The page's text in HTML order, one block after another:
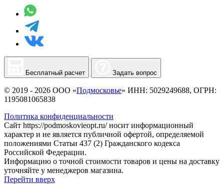
Бесплатный расчет Задать вопрос
© 2019 - 2026 ООО «Подмосковье» ИНН: 5029249688, ОГРН:
1195081065838
Политика конфиденциальности
Сайт https://podmoskovieopt.ru/ носит информационный
характер и не является публичной офертой, определяемой
положениями Статьи 437 (2) Гражданского кодекса
Российской Федерации.
Информацию о точной стоимости товаров и цены на доставку
уточняйте у менеджеров магазина.
Перейти вверх